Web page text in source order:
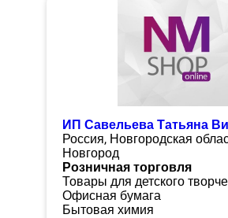
ИП Савельева Татьяна
Россия, Новгородская
Новгород
Розничная торговля
Товары для детского
Офисная бумага
Бытовая химия